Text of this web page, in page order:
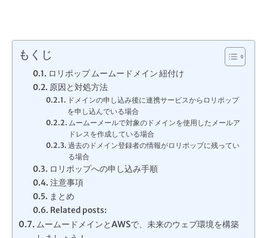
もくじ
ロリポップ ムームードメイン 紐付け
原因と対処方法
ドメインの申し込み後に連携サービスからロリポップ
を申し込んでいる場合
ムームーメールで対象のドメインを使用したメールア
ドレスを作成している場合
過去のドメイン登録者の情報がロリポップに残ってい
る場合
ロリポップへの申し込み手順
注意事項
まとめ
Related posts:
ムームードメインとAWSで、未来のウェブ環境を構築